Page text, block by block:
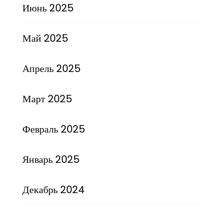
Июнь 2025
Май 2025
Апрель 2025
Март 2025
Февраль 2025
Январь 2025
Декабрь 2024